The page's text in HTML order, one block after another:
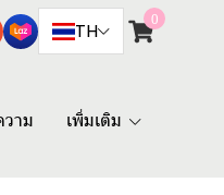
TH
0
าม เพิ่มเติม